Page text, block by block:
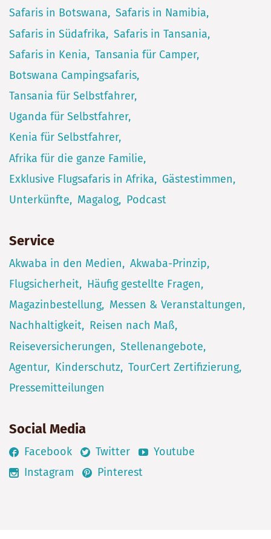
Safaris in Botswana
Safaris in Namibia
Safaris in Südafrika
Safaris in Tansania
Safaris in Kenia
Tansania für Camper
Botswana Campingsafaris
Tansania für Selbstfahrer
Uganda für Selbstfahrer
Kenia für Selbstfahrer
Afrika für die ganze Familie
Exklusive Flugsafaris in Afrika
Gästestimmen
Unterkünfte
Magalog Podcast
Service
Akwaba in den Medien
Akwaba-Prinzip
Flugsicherheit
Häufig gestellte Fragen
Magazinbestellung
Messen & Veranstaltungen
Nachhaltigkeit
Reisen nach Maß
Reiseversicherungen
Stellenangebote
Agentur
Kinderschutz TourCert Zertifizierung
Pressemitteilungen
Social Media
Facebook Twitter
Youtube
Instagram
Pinterest